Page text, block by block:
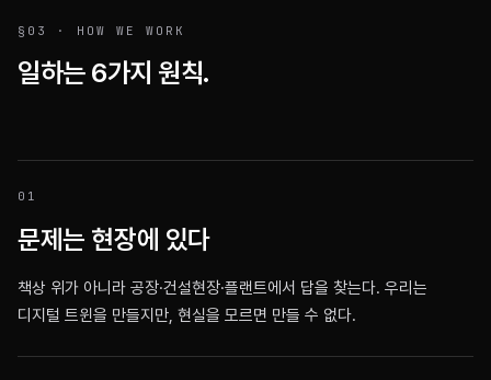
§03 · HOW WE WORK
일하는 6가지 원칙.
0 1
문제는 현장에 있다
책상 위가 아니라 공장·건설현장·플랜트에서 답을 찾는다. 우리는
디지털 트윈을 만들지만, 현실을 모르면 만들 수 없다.